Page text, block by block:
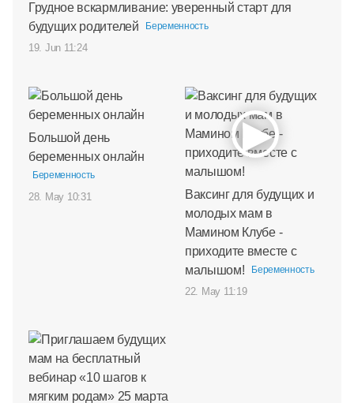
Грудное вскармливание: уверенный старт для
будущих родителей
Беременность
19. Jun 11:24
Большой день
беременных онлайн
Беременность
28. May 10:31
Ваксинг для будущих и
молодых мам в
Мамином Клубе -
приходите вместе с
малышом!
Беременность
22. May 11:19